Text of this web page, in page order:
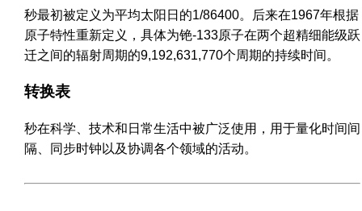
秒最初被定义为平均太阳日的1/86400。后来在1967年根据
原子特性重新定义，具体为铯-133原子在两个超精细能级跃
迁之间的辐射周期的9,192,631,770个周期的持续时间。
转换表
秒在科学、技术和日常生活中被广泛使用，用于量化时间间
隔、同步时钟以及协调各个领域的活动。